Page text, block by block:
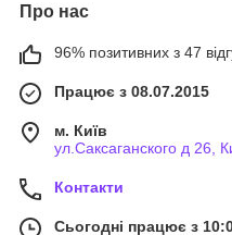
Про нас
96% позитивних з 47
Працює з 08.07.2015
м. Київ
ул.Саксаганского д 26,
Контакти
Сьогодні працює з